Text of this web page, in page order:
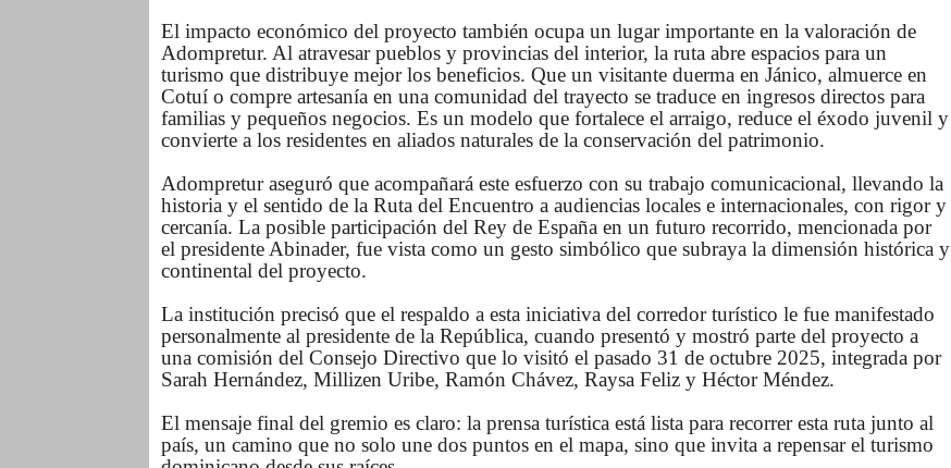
El impacto económico del proyecto también ocupa un lugar importante en la valoración de
Adompretur. Al atravesar pueblos y provincias del interior, la ruta abre espacios para un
turismo que distribuye mejor los beneficios. Que un visitante duerma en Jánico, almuerce en
Cotuí o compre artesanía en una comunidad del trayecto se traduce en ingresos directos para
familias y pequeños negocios. Es un modelo que fortalece el arraigo, reduce el éxodo juvenil y
convierte a los residentes en aliados naturales de la conservación del patrimonio.
Adompretur aseguró que acompañará este esfuerzo con su trabajo comunicacional, llevando la
historia y el sentido de la Ruta del Encuentro a audiencias locales e internacionales, con rigor y
cercanía. La posible participación del Rey de España en un futuro recorrido, mencionada por
el presidente Abinader, fue vista como un gesto simbólico que subraya la dimensión histórica y
continental del proyecto.
La institución precisó que el respaldo a esta iniciativa del corredor turístico le fue manifestado
personalmente al presidente de la República, cuando presentó y mostró parte del proyecto a
una comisión del Consejo Directivo que lo visitó el pasado 31 de octubre 2025, integrada por
Sarah Hernández, Millizen Uribe, Ramón Chávez, Raysa Feliz y Héctor Méndez.
El mensaje final del gremio es claro: la prensa turística está lista para recorrer esta ruta junto al
país, un camino que no solo une dos puntos en el mapa, sino que invita a repensar el turismo